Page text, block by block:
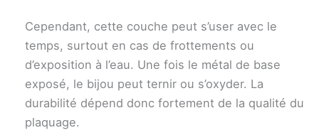
Cependant, cette couche peut s’user avec le
temps, surtout en cas de frottements ou
d’exposition à l’eau. Une fois le métal de base
exposé, le bijou peut ternir ou s’oxyder. La
durabilité dépend donc fortement de la qualité du
plaquage.